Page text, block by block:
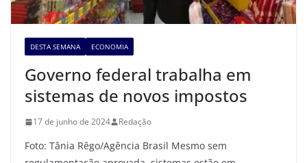
DESTA SEMANA ECONOMIA
Governo federal trabalha em
sistemas de novos impostos
17 de junho de 2024 Redação
Foto: Tânia Rêgo/Agência Brasil Mesmo sem